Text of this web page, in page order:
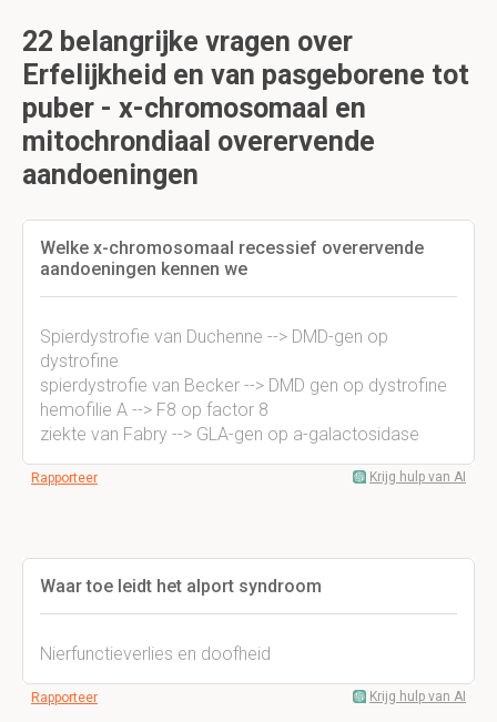
22 belangrijke vragen over
Erfelijkheid en van pasgeborene tot
puber - x-chromosomaal en
mitochrondiaal overervende
aandoeningen
Welke x-chromosomaal recessief overervende
aandoeningen kennen we
Spierdystrofie van Duchenne --> DMD-gen op
dystrofine
spierdystrofie van Becker --> DMD gen op dystrofine
hemofilie A --> F8 op factor 8
ziekte van Fabry --> GLA-gen op a-galactosidase
Rapporteer Krijg hulp van AI
Waar toe leidt het alport syndroom
Nierfunctieverlies en doofheid
Rapporteer Krijg hulp van AI